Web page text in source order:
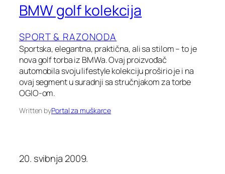
BMW golf kolekcija
SPORT & RAZONODA
Sportska, elegantna, praktična, ali sa stilom – to je
nova golf torba iz BMWa. Ovaj proizvođač
automobila svoju lifestyle kolekciju proširio je i na
ovaj segment u suradnji sa stručnjakom za torbe
OGIO-om.
Written byPortal za muškarce
20. svibnja 2009.